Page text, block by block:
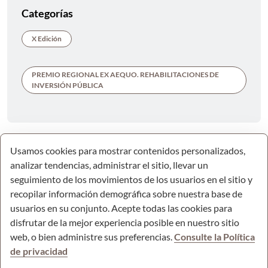
Categorías
X Edición
PREMIO REGIONAL EX AEQUO. REHABILITACIONES DE
INVERSIÓN PÚBLICA
Usamos cookies para mostrar contenidos personalizados,
analizar tendencias, administrar el sitio, llevar un
seguimiento de los movimientos de los usuarios en el sitio y
recopilar información demográfica sobre nuestra base de
usuarios en su conjunto. Acepte todas las cookies para
disfrutar de la mejor experiencia posible en nuestro sitio
web, o bien administre sus preferencias.Consulte la Política
de privacidad